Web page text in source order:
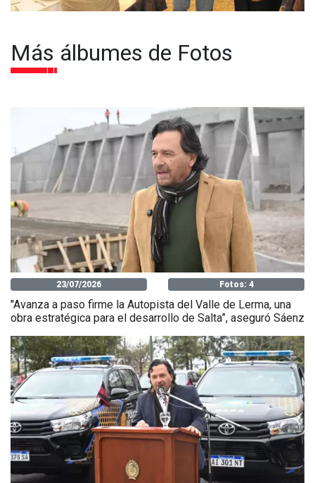
Más álbumes de Fotos
23/07/2026 Fotos: 4
"Avanza a paso firme la Autopista del Valle de Lerma, una
obra estratégica para el desarrollo de Salta”, aseguró Sáenz